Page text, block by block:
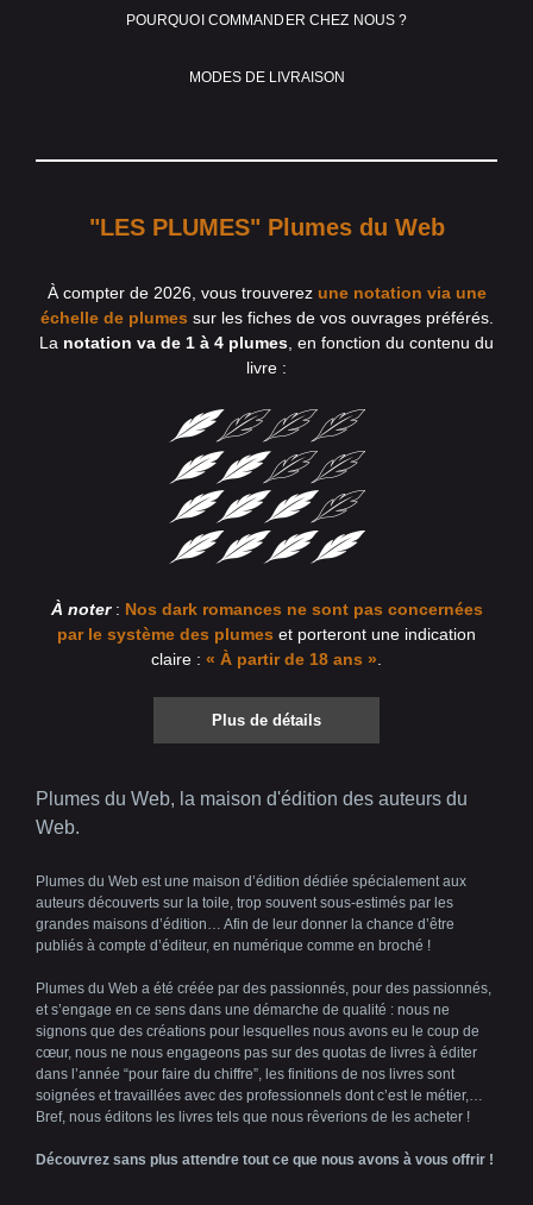
POURQUOI COMMANDER CHEZ NOUS ?
MODES DE LIVRAISON
"LES PLUMES" Plumes du Web
À compter de 2026, vous trouverez une notation via une
échelle de plumes sur les fiches de vos ouvrages préférés.
La notation va de 1 à 4 plumes , en fonction du contenu du
livre :
À noter: Nos dark romances ne sont pas concernées
par le système des plumes et porteront une indication
claire : « À partir de 18 ans »
Plus de détails
Plumes du Web, la maison d'édition des auteurs du
Web.
Plumes du Web est une maison d’édition dédiée spécialement aux
auteurs découverts sur la toile, trop souvent sous-estimés par les
grandes maisons d’édition… Afin de leur donner la chance d’être
publiés à compte d’éditeur, en numérique comme en broché !
Plumes du Web a été créée par des passionnés, pour des passionnés,
et s’engage en ce sens dans une démarche de qualité : nous ne
signons que des créations pour lesquelles nous avons eu le coup de
cœur, nous ne nous engageons pas sur des quotas de livres à éditer
dans l’année “pour faire du chiffre”, les finitions de nos livres sont
soignées et travaillées avec des professionnels dont c’est le métier,…
Bref, nous éditons les livres tels que nous rêverions de les acheter !
Découvrez sans plus attendre tout ce que nous avons à vous offrir !